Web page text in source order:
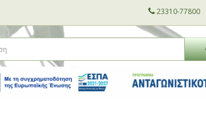
23310-77800